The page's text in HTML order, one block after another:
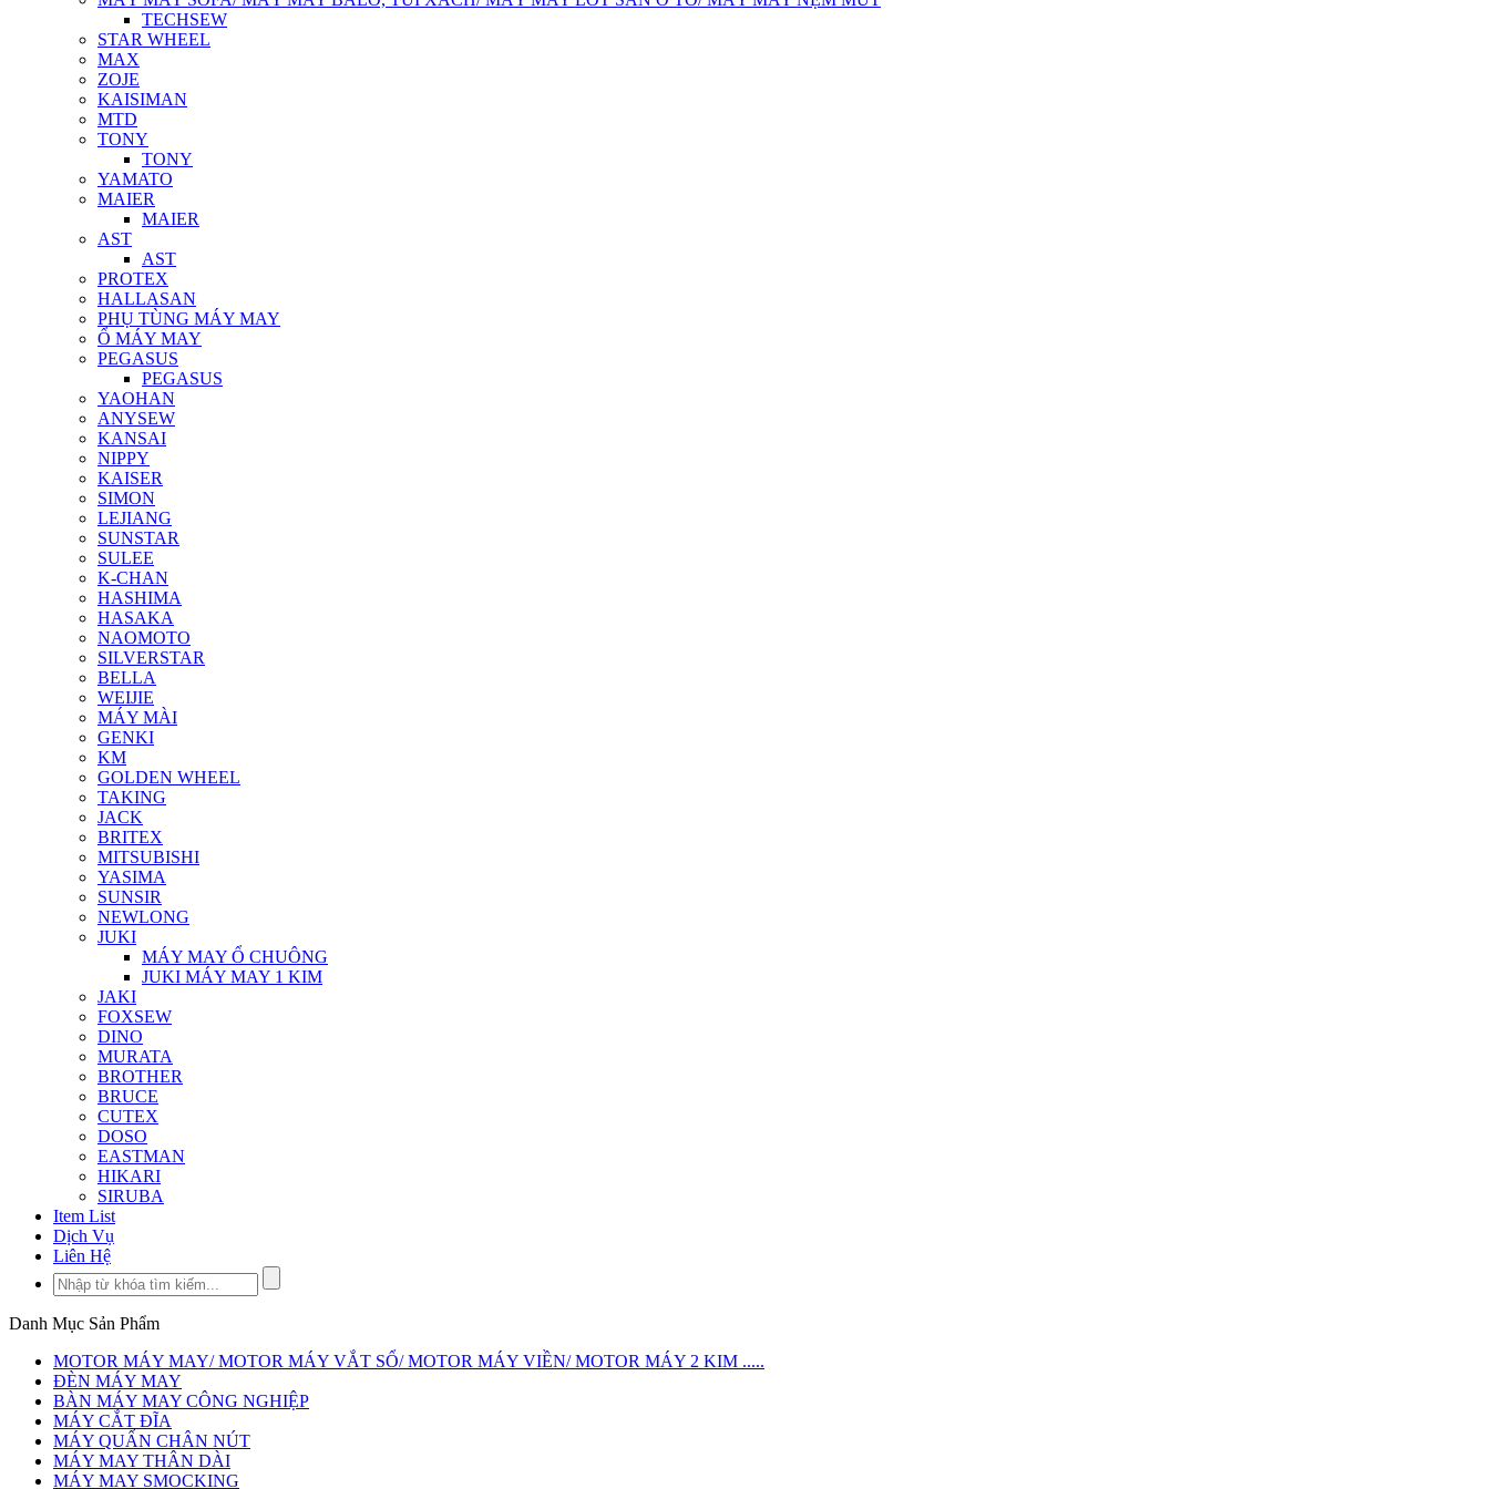
TECHSEW
STAR WHEEL
MAX
ZOJE
KAISIMAN
MTD
TONY
TONY
YAMATO
MAIER
MAIER
AST
AST
PROTEX
HALLASAN
PHỤ TÙNG MÁY MAY
Ổ MÁY MAY
PEGASUS
PEGASUS
YAOHAN
ANYSEW
KANSAI
NIPPY
KAISER
SIMON
LEJIANG
SUNSTAR
SULEE
K-CHAN
HASHIMA
HASAKA
NAOMOTO
SILVERSTAR
BELLA
WEIJIE
MÁY MÀI
GENKI
KM
GOLDEN WHEEL
TAKING
JACK
BRITEX
MITSUBISHI
YASIMA
SUNSIR
NEWLONG
JUKI
MÁY MAY Ổ CHUÔNG
JUKI MÁY MAY 1 KIM
JAKI
FOXSEW
DINO
MURATA
BROTHER
BRUCE
CUTEX
DOSO
EASTMAN
HIKARI
SIRUBA
Item List
Dịch Vụ
Liên Hệ
Danh Mục Sản Phẩm
MOTOR MÁY MAY/ MOTOR MÁY VẮT SỔ/ MOTOR MÁY VIỀN/ MOTOR MÁY 2 KIM .....
ĐÈN MÁY MAY
BÀN MÁY MAY CÔNG NGHIỆP
MÁY CẮT ĐĨA
MÁY QUẤN CHÂN NÚT
MÁY MAY THÂN DÀI
MÁY MAY SMOCKING